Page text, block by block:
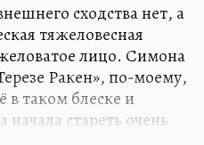
сходства нет, а
тяжеловесная
лицо. Симона
Ракен», по-моему,
таком блеске и
стареть очень